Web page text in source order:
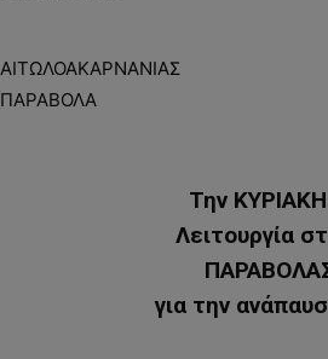
ΑΙΤΩΛΟΑΚΑΡΝΑΝΙΑΣ
ΠΑΡΑΒΟΛΑ
Την
Λειτουργία
για την